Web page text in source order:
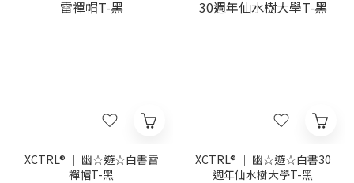
XCTRL® ｜ 幽☆遊☆白書雷
禪帽T-黑
XCTRL® ｜ 幽☆遊☆白書30
週年仙水樹大學T-黑